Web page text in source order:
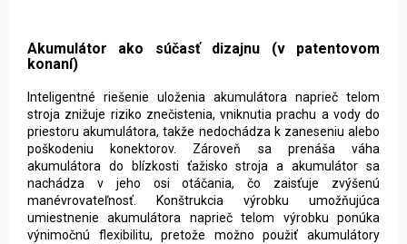
Akumulátor ako súčasť dizajnu (v patentovom
konaní)
Inteligentné riešenie uloženia akumulátora naprieč telom
stroja znižuje riziko znečistenia, vniknutia prachu a vody do
priestoru akumulátora, takže nedochádza k zaneseniu alebo
poškodeniu konektorov. Zároveň sa prenáša váha
akumulátora do blízkosti ťažisko stroja a akumulátor sa
nachádza v jeho osi otáčania, čo zaisťuje zvýšenú
manévrovateľnosť. Konštrukcia výrobku umožňujúca
umiestnenie akumulátora naprieč telom výrobku ponúka
výnimočnú flexibilitu, pretože možno použiť akumulátory